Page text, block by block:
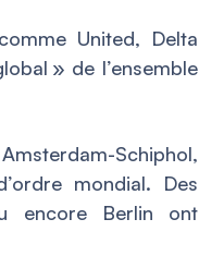
United, Delta
» de l’ensemble
Schiphol,
mondial. Des
encore Berlin ont